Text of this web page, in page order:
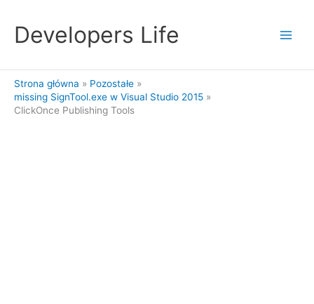
treściDevelopers Life
Strona główna
Pozostałe
missing SignTool.exe w Visual Studio 2015
ClickOnce Publishing Tools